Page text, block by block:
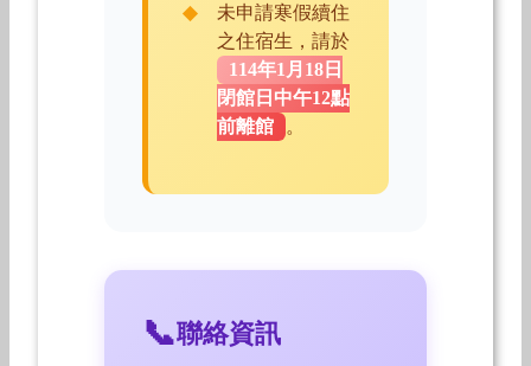
未申請寒假續住
之住宿生，請於
114年1月18日
閉館日中午12點
前離館
。
聯絡資訊